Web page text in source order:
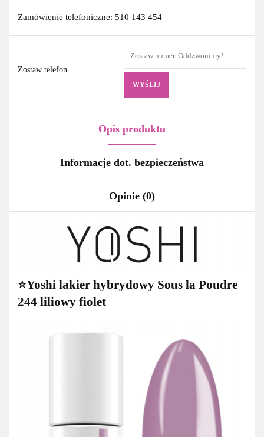
Zamówienie telefoniczne: 510 143 454
Zostaw telefon
WYŚLIJ
Opis produktu
Informacje dot. bezpieczeństwa
Opinie (0)
⭐Yoshi lakier hybrydowy Sous la Poudre
244 liliowy fiolet